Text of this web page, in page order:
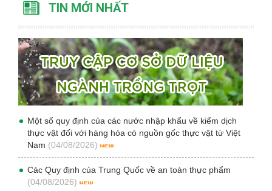
TIN MỚI NHẤT
Một số quy định của các nước nhập khẩu về kiểm dịch
thực vật đối với hàng hóa có nguồn gốc thực vật từ Việt
Nam (04/08/2026)
Các Quy định của Trung Quốc về an toàn thực phẩm
(04/08/2026)